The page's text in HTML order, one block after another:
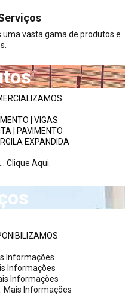
uma vasta gama de produtos e
| VIGAS
| PAVIMENTO
EXPANDIDA
Clique Aqui.
Informações
Informações
Informações
Mais Informações